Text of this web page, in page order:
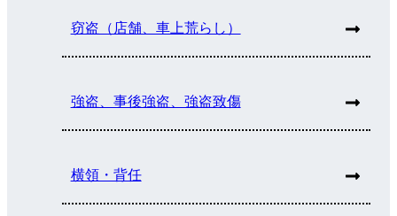
窃盗（店舗、車上荒らし）
強盗、事後強盗、強盗致傷
横領・背任